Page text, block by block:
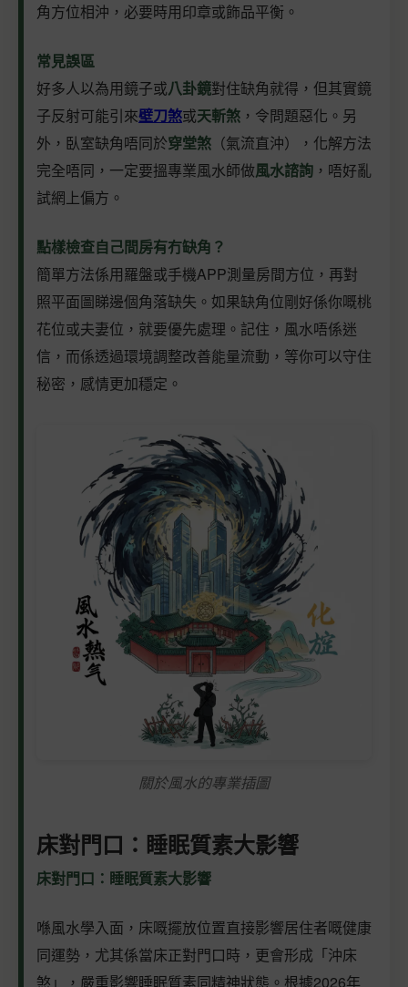
角方位相沖，必要時用印章或飾品平衡。
常見誤區
好多人以為用鏡子或八卦鏡對住缺角就得，但其實鏡
子反射可能引來壁刀煞或天斬煞 ，令問題惡化。另
外，臥室缺角唔同於穿堂煞 （氣流直沖），化解方法
完全唔同，一定要搵專業風水師做風水諮詢 ，唔好亂
試網上偏方。
點樣檢查自己間房有冇缺角？
簡單方法係用羅盤或手機APP測量房間方位，再對
照平面圖睇邊個角落缺失。如果缺角位剛好係你嘅桃
花位或夫妻位，就要優先處理。記住，風水唔係迷
信，而係透過環境調整改善能量流動，等你可以守住
秘密，感情更加穩定。
關於風水的專業插圖
床對門口：睡眠質素大影響
床對門口：睡眠質素大影響
喺風水學入面，床嘅擺放位置直接影響居住者嘅健康
同運勢，尤其係當床正對門口時，更會形成「沖床
煞」，嚴重影響睡眠質素同精神狀態。根據2026年